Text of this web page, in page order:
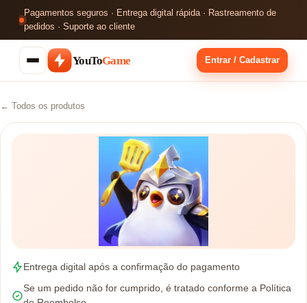
Pagamentos seguros · Entrega digital rápida · Rastreamento de
pedidos · Suporte ao cliente
YouToGame Entrar / Cadastrar
← Todos os produtos
Entrega digital após a confirmação do pagamento
Se um pedido não for cumprido, é tratado conforme a Política